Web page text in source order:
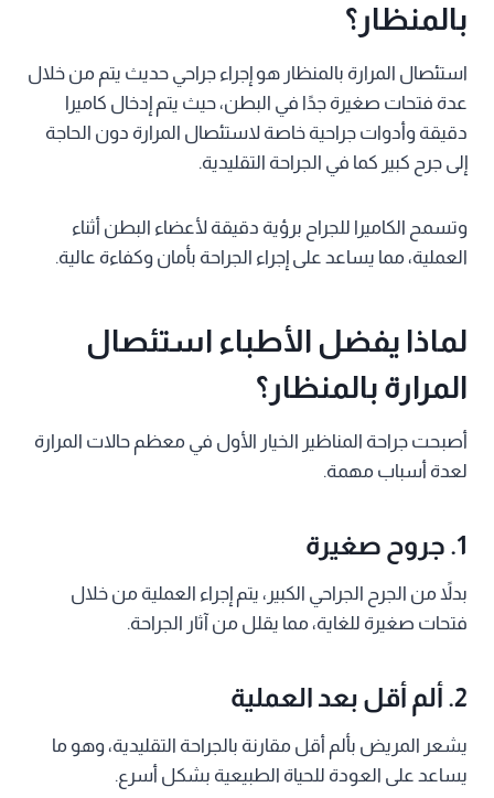
بالمنظار؟
استئصال المرارة بالمنظار هو إجراء جراحي حديث يتم من خلال
عدة فتحات صغيرة جدًا في البطن، حيث يتم إدخال كاميرا
دقيقة وأدوات جراحية خاصة لاستئصال المرارة دون الحاجة
إلى جرح كبير كما في الجراحة التقليدية.
وتسمح الكاميرا للجراح برؤية دقيقة لأعضاء البطن أثناء
العملية، مما يساعد على إجراء الجراحة بأمان وكفاءة عالية.
لماذا يفضل الأطباء استئصال
المرارة بالمنظار؟
أصبحت جراحة المناظير الخيار الأول في معظم حالات المرارة
لعدة أسباب مهمة.
1. جروح صغيرة
بدلاً من الجرح الجراحي الكبير، يتم إجراء العملية من خلال
فتحات صغيرة للغاية، مما يقلل من آثار الجراحة.
2. ألم أقل بعد العملية
يشعر المريض بألم أقل مقارنة بالجراحة التقليدية، وهو ما
يساعد على العودة للحياة الطبيعية بشكل أسرع.